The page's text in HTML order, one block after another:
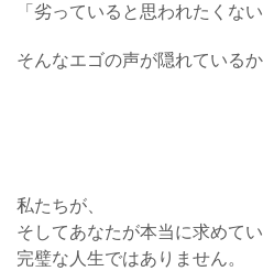
「劣っていると思われたくない
そんなエゴの声が隠れているか
私たちが、
そしてあなたが本当に求めてい
完璧な人生ではありません。